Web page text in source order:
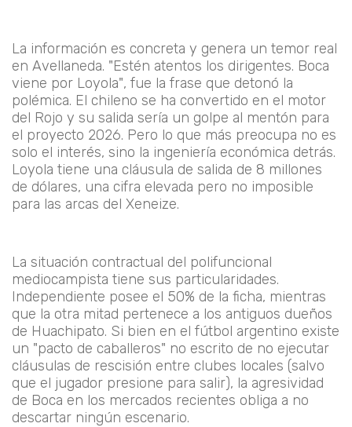
La información es concreta y genera un temor real
en Avellaneda. "Estén atentos los dirigentes. Boca
viene por Loyola", fue la frase que detonó la
polémica. El chileno se ha convertido en el motor
del Rojo y su salida sería un golpe al mentón para
el proyecto 2026. Pero lo que más preocupa no es
solo el interés, sino la ingeniería económica detrás.
Loyola tiene una cláusula de salida de 8 millones
de dólares, una cifra elevada pero no imposible
para las arcas del Xeneize.
La situación contractual del polifuncional
mediocampista tiene sus particularidades.
Independiente posee el 50% de la ficha, mientras
que la otra mitad pertenece a los antiguos dueños
de Huachipato. Si bien en el fútbol argentino existe
un "pacto de caballeros" no escrito de no ejecutar
cláusulas de rescisión entre clubes locales (salvo
que el jugador presione para salir), la agresividad
de Boca en los mercados recientes obliga a no
descartar ningún escenario.